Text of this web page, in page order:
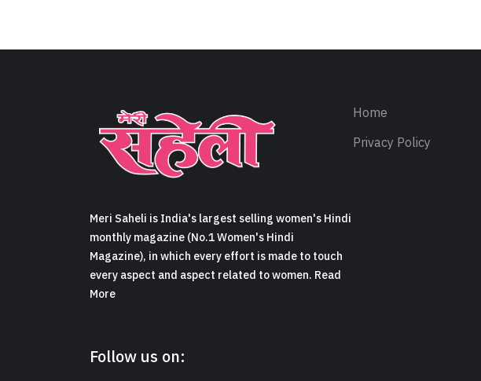
Meri Saheli is India's largest selling women's Hindi
monthly magazine (No.1 Women's Hindi
Magazine), in which every effort is made to touch
every aspect and aspect related to women. Read
More
Follow us on:
Home
Privacy Policy